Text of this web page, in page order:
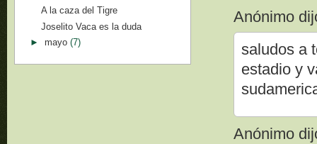
Anónimo
saludos a
estadio y
Anónimo
A la caza del Tigre
Joselito Vaca es la duda
► mayo (7)